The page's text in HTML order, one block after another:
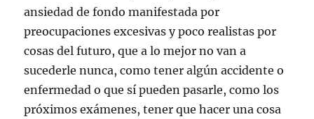
ansiedad de fondo manifestada por
preocupaciones excesivas y poco realistas por
cosas del futuro, que a lo mejor no van a
sucederle nunca, como tener algún accidente o
enfermedad o que sí pueden pasarle, como los
próximos exámenes, tener que hacer una cosa